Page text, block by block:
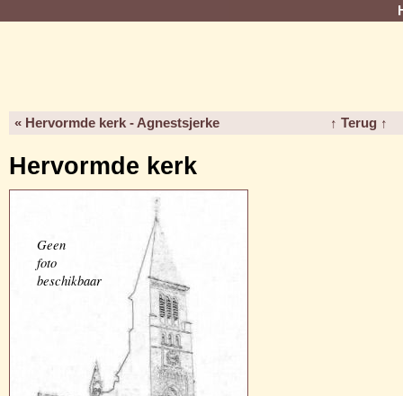
« Hervormde kerk - Agnestsjerke ↑ Terug ↑
Hervormde kerk
Geen
foto
beschikbaar